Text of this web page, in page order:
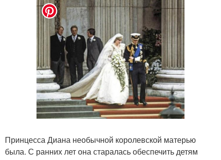
Принцесса Диана необычной королевской матерью
была. С ранних лет она старалась обеспечить детям